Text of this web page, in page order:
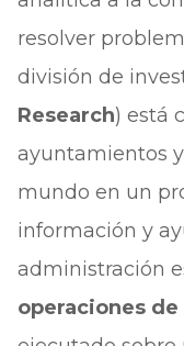
resolver
división de
Research) está
ayuntamientos
mundo en un
información y
administración
operaciones de